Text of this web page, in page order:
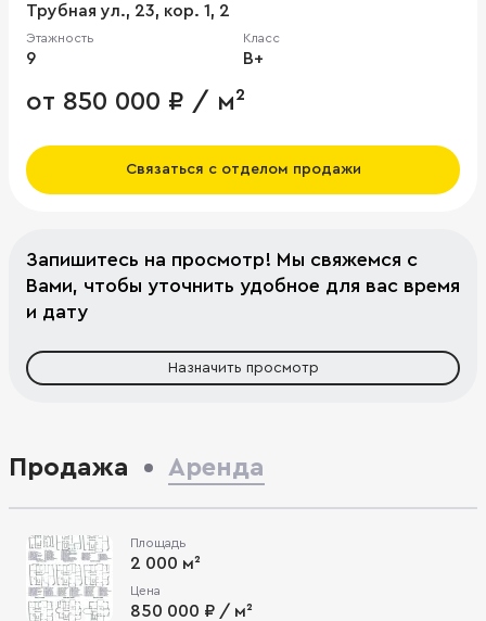
Трубная ул., 23, кор. 1, 2
Этажность
9
Класс
B+
от 850 000 ₽ / м²
Связаться с отделом продажи
Запишитесь на просмотр! Мы свяжемся с
Вами, чтобы уточнить удобное для вас время
и дату
Назначить просмотр
Продажа Аренда
Площадь
2 000 м²
Цена
850 000 ₽ / м²